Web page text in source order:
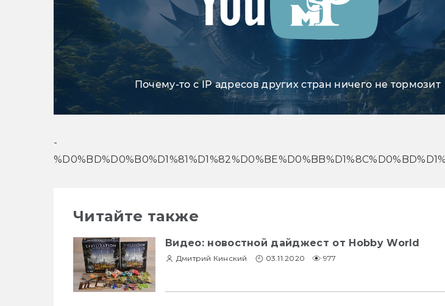
Почему-то с IP адресов других стран ничего не тормозит
-
Читайте также
Видео: новостной дайджест от Hobby World
Дмитрий Кинский 03.11.2020 977